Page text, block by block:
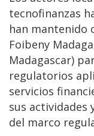
tecnofinanzas
han mantenido
Foibeny
Madagascar)
regulatorios
servicios
sus actividades
del marco